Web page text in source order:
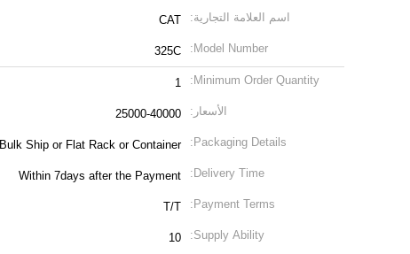
اسم العلامة التجارية: CAT
Model Number:
325C
Minimum Order Quantity:
1
الأسعار: 25000-40000
Packaging Details:
Bulk Ship or Flat Rack or Container
Delivery Time:
Within 7days after the Payment
Payment Terms:
T/T
Supply Ability:
10